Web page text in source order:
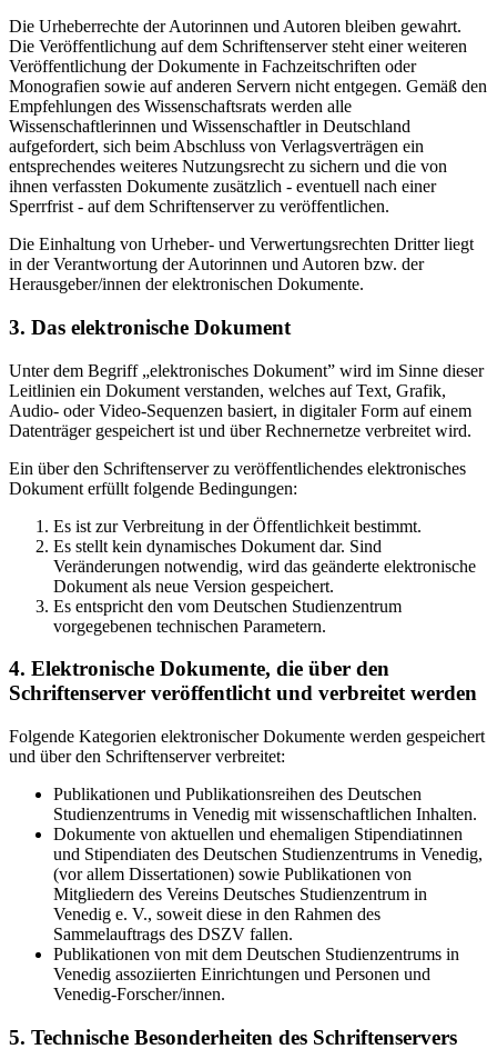
Die Urheberrechte der Autorinnen und Autoren bleiben gewahrt.
Die Veröffentlichung auf dem Schriftenserver steht einer weiteren
Veröffentlichung der Dokumente in Fachzeitschriften oder
Monografien sowie auf anderen Servern nicht entgegen. Gemäß den
Empfehlungen des Wissenschaftsrats werden alle
Wissenschaftlerinnen und Wissenschaftler in Deutschland
aufgefordert, sich beim Abschluss von Verlagsverträgen ein
entsprechendes weiteres Nutzungsrecht zu sichern und die von
ihnen verfassten Dokumente zusätzlich - eventuell nach einer
Sperrfrist - auf dem Schriftenserver zu veröffentlichen.
Die Einhaltung von Urheber- und Verwertungsrechten Dritter liegt
in der Verantwortung der Autorinnen und Autoren bzw. der
Herausgeber/innen der elektronischen Dokumente.
3. Das elektronische Dokument
Unter dem Begriff „elektronisches Dokument” wird im Sinne dieser
Leitlinien ein Dokument verstanden, welches auf Text, Grafik,
Audio- oder Video-Sequenzen basiert, in digitaler Form auf einem
Datenträger gespeichert ist und über Rechnernetze verbreitet wird.
Ein über den Schriftenserver zu veröffentlichendes elektronisches
Dokument erfüllt folgende Bedingungen:
Es ist zur Verbreitung in der Öffentlichkeit bestimmt.
Es stellt kein dynamisches Dokument dar. Sind
Veränderungen notwendig, wird das geänderte elektronische
Dokument als neue Version gespeichert.
Es entspricht den vom Deutschen Studienzentrum
vorgegebenen technischen Parametern.
4. Elektronische Dokumente, die über den
Schriftenserver veröffentlicht und verbreitet werden
Folgende Kategorien elektronischer Dokumente werden gespeichert
und über den Schriftenserver verbreitet:
Publikationen und Publikationsreihen des Deutschen
Studienzentrums in Venedig mit wissenschaftlichen Inhalten.
Dokumente von aktuellen und ehemaligen Stipendiatinnen
und Stipendiaten des Deutschen Studienzentrums in Venedig,
(vor allem Dissertationen) sowie Publikationen von
Mitgliedern des Vereins Deutsches Studienzentrum in
Venedig e. V., soweit diese in den Rahmen des
Sammelauftrags des DSZV fallen.
Publikationen von mit dem Deutschen Studienzentrums in
Venedig assoziierten Einrichtungen und Personen und
Venedig-Forscher/innen.
5. Technische Besonderheiten des Schriftenservers